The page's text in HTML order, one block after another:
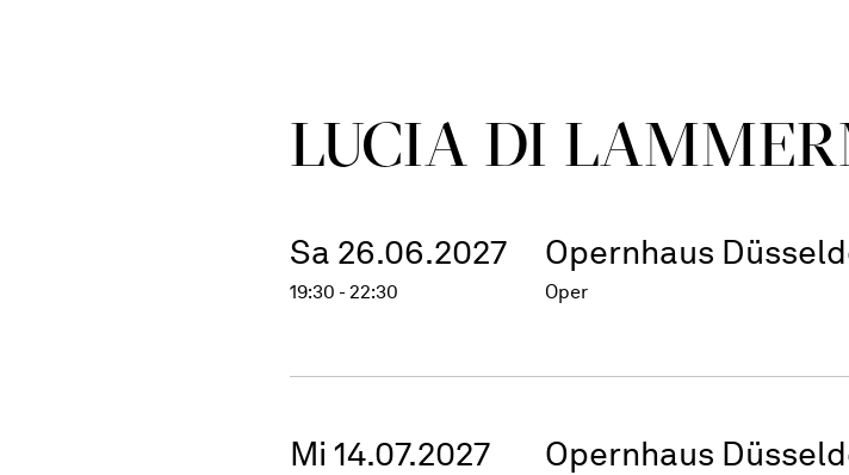
LUCIA DI
Sa 26.06.2027 Opernhaus
19:30 - 22:30 Oper
Mi 14.07.2027 Opernhaus